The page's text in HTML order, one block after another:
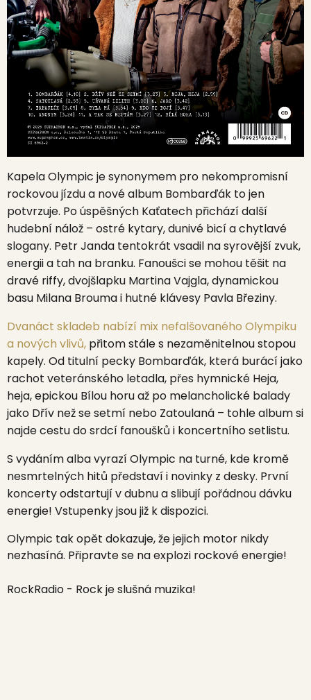
Kapela Olympic je synonymem pro nekompromisní
rockovou jízdu a nové album Bombarďák to jen
potvrzuje. Po úspěšných Kaťatech přichází další
hudební nálož – ostré kytary, dunivé bicí a chytlavé
slogany. Petr Janda tentokrát vsadil na syrovější zvuk,
energii a tah na branku. Fanoušci se mohou těšit na
dravé riffy, dvojšlapku Martina Vajgla, dynamickou
basu Milana Brouma i hutné klávesy Pavla Březiny.
Dvanáct skladeb nabízí mix nefalšovaného Olympiku
a nových vlivů, přitom stále s nezaměnitelnou stopou
kapely. Od titulní pecky Bombarďák, která burácí jako
rachot veteránského letadla, přes hymnické Heja,
heja, epickou Bílou horu až po melancholické balady
jako Dřív než se setmí nebo Zatoulaná – tohle album si
najde cestu do srdcí fanoušků i koncertního setlistu.
S vydáním alba vyrazí Olympic na turné, kde kromě
nesmrtelných hitů představí i novinky z desky. První
koncerty odstartují v dubnu a slibují pořádnou dávku
energie! Vstupenky jsou již k dispozici.
Olympic tak opět dokazuje, že jejich motor nikdy
nezhasíná. Připravte se na explozi rockové energie!
RockRadio - Rock je slušná muzika!